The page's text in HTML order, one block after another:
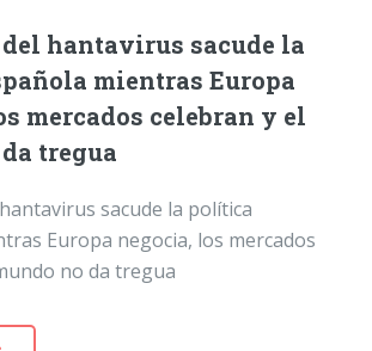
hantavirus sacude la
mientras Europa
mercados celebran y el
tregua
sacude la política
Europa negocia, los mercados
no da tregua